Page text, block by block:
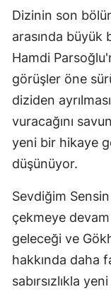
Dizinin son
arasında büyük
Hamdi
görüşler öne
diziden
vuracağını
yeni bir hikaye
düşünüyor.
Sevdiğim
çekmeye
geleceği ve
hakkında daha
sabırsızlıkla